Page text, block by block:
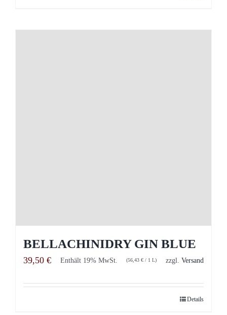
BELLACHINIDRY GIN BLUE
39,50 € Enthält 19% MwSt. (56,43€ / 1 L) zzgl. Versand
Details